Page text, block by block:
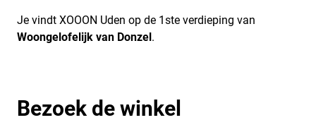
Je vindt XOOON Uden op de 1ste verdieping van
Woongelofelijk van Donzel .
Bezoek de winkel